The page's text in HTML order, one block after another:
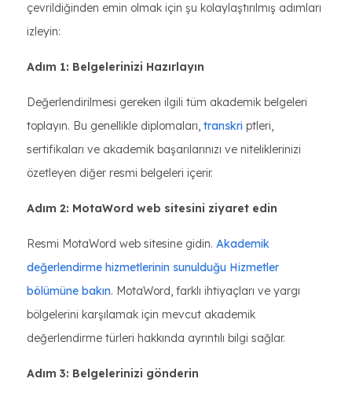
çevrildiğinden emin olmak için şu kolaylaştırılmış adımları
izleyin:
Adım 1: Belgelerinizi Hazırlayın
Değerlendirilmesi gereken ilgili tüm akademik belgeleri
toplayın. Bu genellikle diplomaları, transkri ptleri,
sertifikaları ve akademik başarılarınızı ve niteliklerinizi
özetleyen diğer resmi belgeleri içerir.
Adım 2: MotaWord web sitesini ziyaret edin
Resmi MotaWord web sitesine gidin. Akademik
değerlendirme hizmetlerinin sunulduğu Hizmetler
bölümüne bakın. MotaWord, farklı ihtiyaçları ve yargı
bölgelerini karşılamak için mevcut akademik
değerlendirme türleri hakkında ayrıntılı bilgi sağlar.
Adım 3: Belgelerinizi gönderin